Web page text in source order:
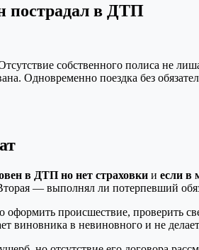
пострадал в ДТП
собственного полиса не
Одновременно поездка без
в ДТП но нет страховки и если в
— выполнял ли потерпевший
происшествие, проверить
виновника в невиновного и не